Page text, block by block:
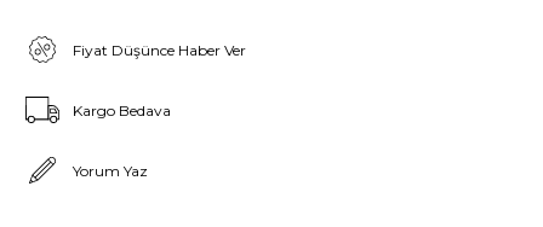
Fiyat Düşünce Haber Ver
Kargo Bedava
Yorum Yaz